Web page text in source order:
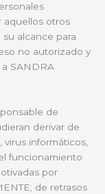
aquellos otros
alcance para
no autorizado y
SANDRA
de
derivar de
informáticos,
funcionamiento
por
de retrasos